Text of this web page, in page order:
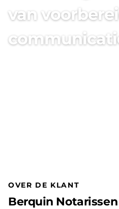
THEMA |
van
OVER DE KLANT
Berquin Notarissen